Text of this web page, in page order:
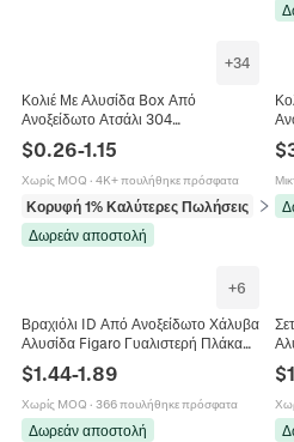
+34
Κολιέ Με Αλυσίδα Box Από
Ανοξείδωτο Ατσάλι 304
Hop Πολυμορφικό DIY Κοσμήματα
Για Άνδρες Γυναίκες
$0.26-1.15
Χωρίς MOQ · 4K+ πουλήθηκε πρόσφατα
Κορυφή 1% Καλύτερες Πωλήσεις
σε
Δωρεάν αποστολή
$
+6
Βραχιόλι ID Από Ανοξείδωτο Χάλυβα
Αλυσίδα Figaro Γυαλιστερή Πλάκα
Κοσμήματα Μόδας Για Άνδρες
Γυναίκες Παιδιά
$1.44-1.89
Χωρίς MOQ · 366 πουλήθηκε πρόσφατα
Δωρεάν αποστολή
$